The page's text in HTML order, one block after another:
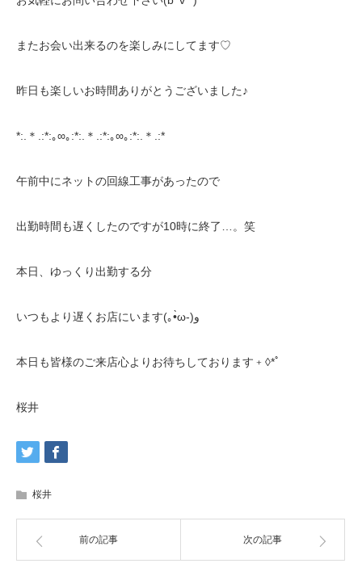
またお会い出来るのを楽しみにしてます♡
昨日も楽しいお時間ありがとうございました♪
*:.＊.:*:｡∞｡:*:.＊.:*:｡∞｡:*:.＊.:*
午前中にネットの回線工事があったので
出勤時間も遅くしたのですが10時に終了…。笑
本日、ゆっくり出勤する分
いつもより遅くお店にいます(｡•̀ω-)و
本日も皆様のご来店心よりお待ちしております﹢◊*ﾟ
桜井
桜井
前の記事 次の記事